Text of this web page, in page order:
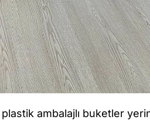
plastik ambalajlı buketler